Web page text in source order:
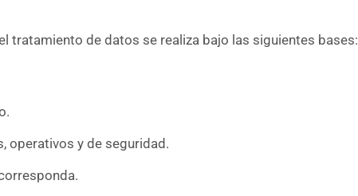
tratamiento de datos se realiza bajo las siguientes bases:
operativos y de seguridad.